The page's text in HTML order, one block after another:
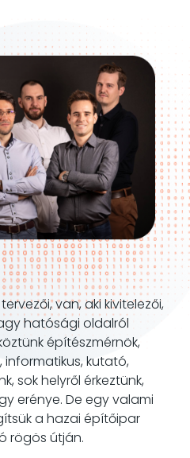
van, aki kivitelezői,
hatósági oldalról
építészmérnök,
kutató,
sok helyről érkeztünk,
erénye. De egy valami
a hazai építőipar
rögös útján.